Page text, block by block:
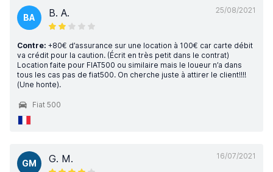
25/08/2021
BA B. A.
Contre: +80€ d’assurance sur une location à 100€ car carte débit
va crédit pour la caution. (Écrit en très petit dans le contrat)
Location faite pour FIAT500 ou similaire mais le loueur n’a dans
tous les cas pas de fiat500. On cherche juste à attirer le client!!!!
(Une honte).
Fiat 500
16/07/2021
GM G. M.